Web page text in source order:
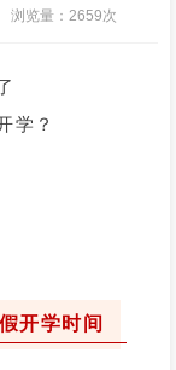
浏览量：2659次
学？
开学时间